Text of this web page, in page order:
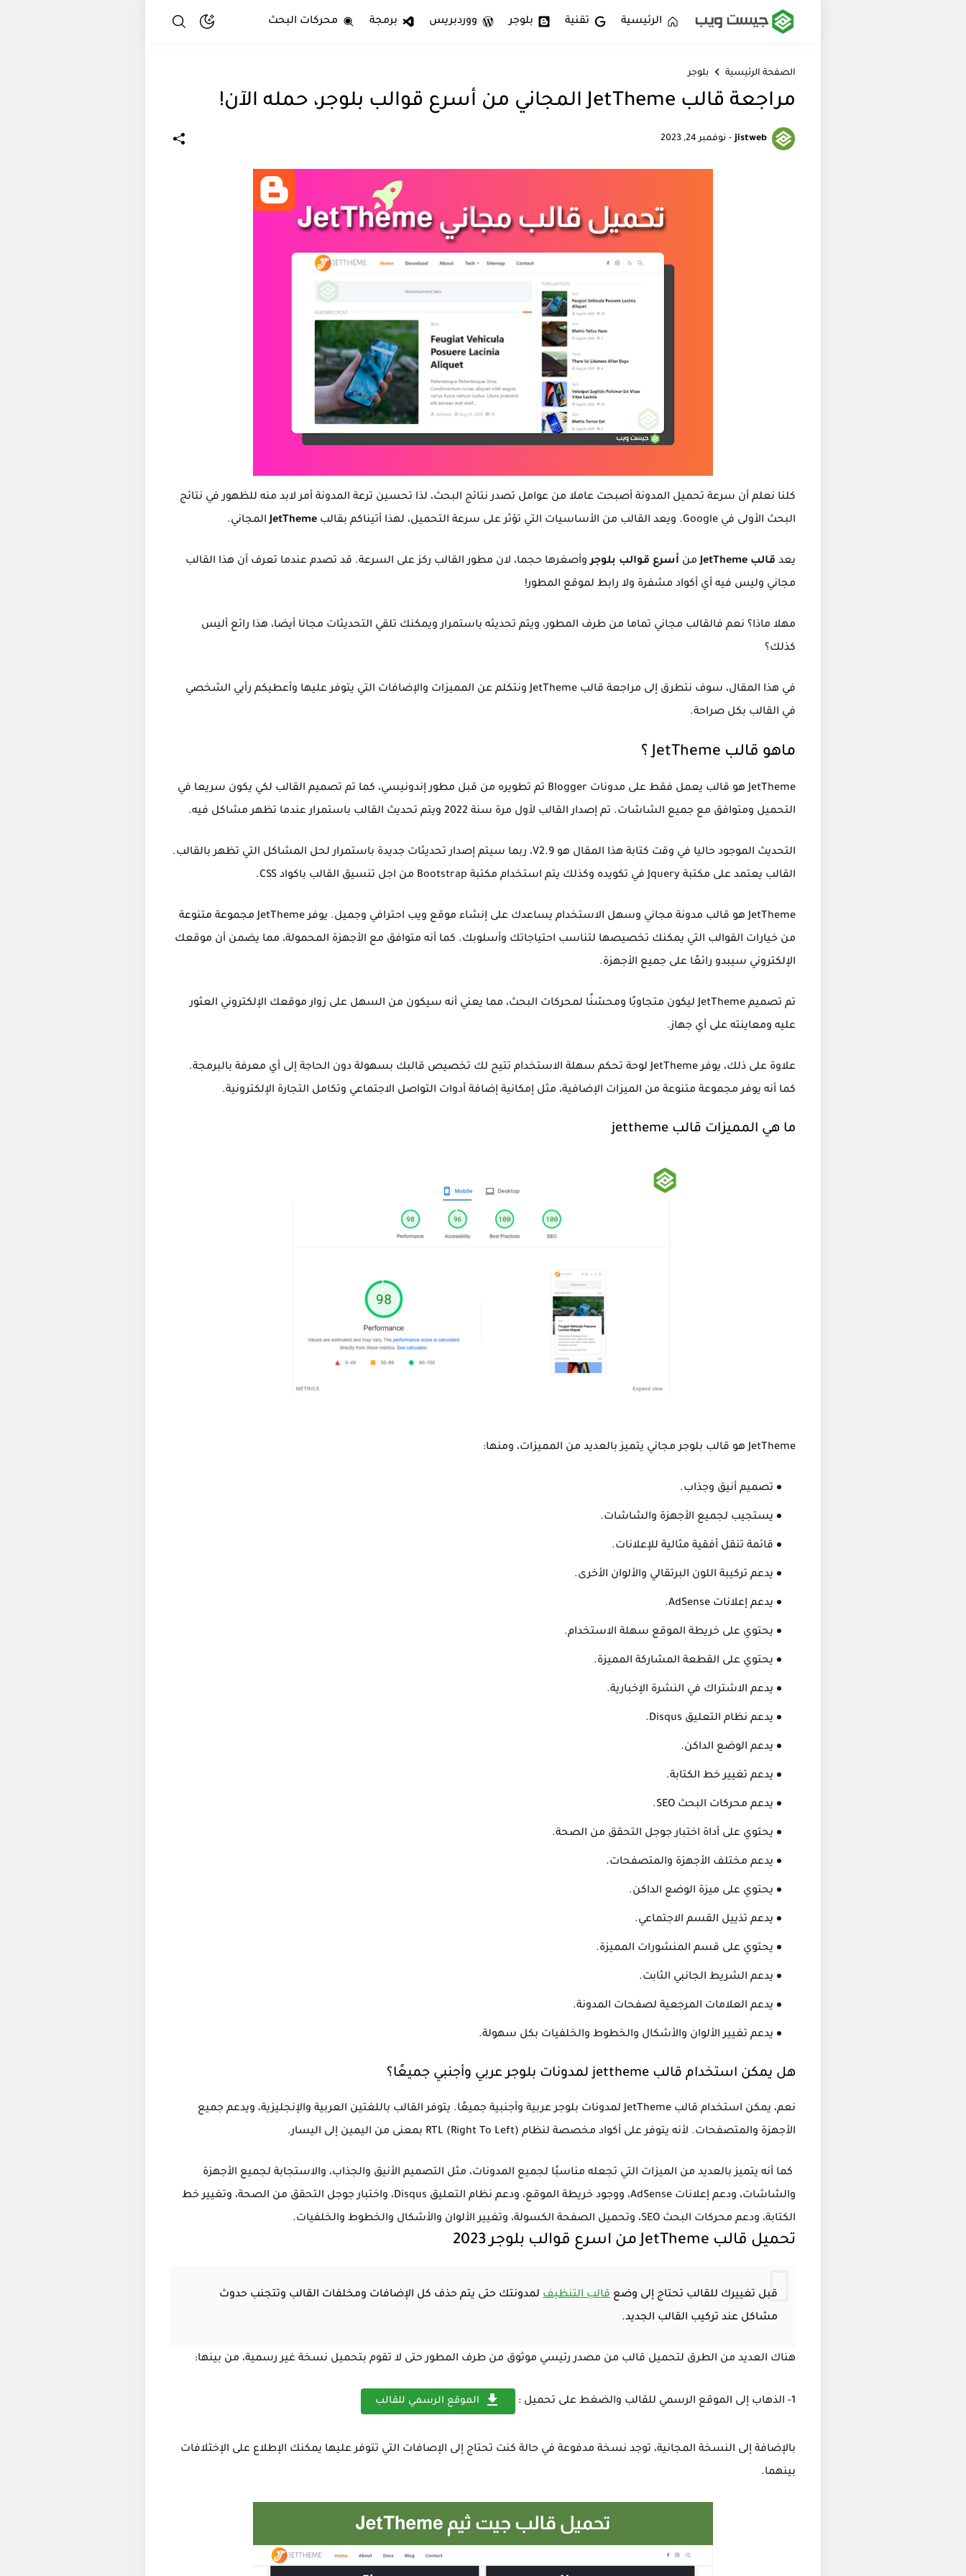
الرئيسية تقنية بلوجر ووردبريس برمجة محركات البحث
الصفحة الرئيسية بلوجر
مراجعة قالب JetTheme المجاني من أسرع قوالب بلوجر، حمله الآن!
jistweb
- نوفمبر 24, 2023
كلنا نعلم أن سرعة تحميل المدونة أصبحت عاملا من عوامل تصدر نتائج البحث، لذا تحسين ترعة المدونة أمر لابد منه للظهور في نتائج
البحث الأولى في Google. ويعد القالب من الأساسيات التي تؤثر على سرعة التحميل، لهذا أتيناكم بقالب
JetThemeالمجاني.
يعد قالب JetTheme من أسرع قوالب بلوجروأصغرها حجما، لان مطور القالب ركز على السرعة. قد تصدم عندما تعرف أن هذا القالب
مجاني وليس فيه أي أكواد مشفرة ولا رابط لموقع المطور!
مهلا ماذا؟ نعم فالقالب مجاني تماما من طرف المطور، ويتم تحديثه باستمرار ويمكنك تلقي التحديثات مجانا أيضا، هذا رائع أليس
كذلك؟
في هذا المقال، سوف نتطرق إلى مراجعة قالب JetTheme ونتكلم عن المميزات والإضافات التي يتوفر عليها وأعطيكم رأيي الشخصي
في القالب بكل صراحة.
ماهو قالب JetTheme ؟
JetTheme هو قالب يعمل فقط على مدونات Blogger تم تطويره من قبل مطور إندونيسي، كما تم تصميم القالب لكي يكون سريعا في
التحميل ومتوافق مع جميع الشاشات. تم إصدار القالب لأول مرة سنة 2022 ويتم تحديث القالب باستمرار عندما تظهر مشاكل فيه.
التحديث الموجود حاليا في وقت كتابة هذا المقال هو V2.9، ربما سيتم إصدار تحديثات جديدة باستمرار لحل المشاكل التي تظهر بالقالب.
القالب يعتمد على مكتبة Jquery في تكويده وكذلك يتم استخدام مكتبة Bootstrap من اجل تنسيق القالب باكواد CSS.
JetTheme هو قالب مدونة مجاني وسهل الاستخدام يساعدك على إنشاء موقع ويب احترافي وجميل. يوفر JetTheme مجموعة متنوعة
من خيارات القوالب التي يمكنك تخصيصها لتناسب احتياجاتك وأسلوبك. كما أنه متوافق مع الأجهزة المحمولة، مما يضمن أن موقعك
الإلكتروني سيبدو رائعًا على جميع الأجهزة.
تم تصميم JetTheme ليكون متجاوبًا ومحسّنًا لمحركات البحث، مما يعني أنه سيكون من السهل على زوار موقعك الإلكتروني العثور
عليه ومعاينته على أي جهاز.
علاوة على ذلك، يوفر JetTheme لوحة تحكم سهلة الاستخدام تتيح لك تخصيص قالبك بسهولة دون الحاجة إلى أي معرفة بالبرمجة.
كما أنه يوفر مجموعة متنوعة من الميزات الإضافية، مثل إمكانية إضافة أدوات التواصل الاجتماعي وتكامل التجارة الإلكترونية.
ما هي المميزات قالب jettheme
JetTheme هو قالب بلوجر مجاني يتميز بالعديد من المميزات، ومنها:
تصميم أنيق وجذاب.
يستجيب لجميع الأجهزة والشاشات.
قائمة تنقل أفقية مثالية للإعلانات.
يدعم تركيبة اللون البرتقالي والألوان الأخرى.
يدعم إعلانات AdSense.
يحتوي على خريطة الموقع سهلة الاستخدام.
يحتوي على القطعة المشاركة المميزة.
يدعم الاشتراك في النشرة الإخبارية.
يدعم نظام التعليق Disqus.
يدعم الوضع الداكن.
يدعم تغيير خط الكتابة.
يدعم محركات البحث SEO.
يحتوي على أداة اختبار جوجل التحقق من الصحة.
يدعم مختلف الأجهزة والمتصفحات.
يحتوي على ميزة الوضع الداكن.
يدعم تذييل القسم الاجتماعي.
يحتوي على قسم المنشورات المميزة.
يدعم الشريط الجانبي الثابت.
يدعم العلامات المرجعية لصفحات المدونة.
يدعم تغيير الألوان والأشكال والخطوط والخلفيات بكل سهولة.
هل يمكن استخدام قالب jettheme لمدونات بلوجر عربي وأجنبي جميعًا؟
نعم، يمكن استخدام قالب JetTheme لمدونات بلوجر عربية وأجنبية جميعًا. يتوفر القالب باللغتين العربية والإنجليزية، ويدعم جميع
الأجهزة والمتصفحات. لأنه يتوفر على أكواد مخصصة لنظام (RTL (Right To Left بمعنى من اليمين إلى اليسار.
كما أنه يتميز بالعديد من الميزات التي تجعله مناسبًا لجميع المدونات، مثل التصميم الأنيق والجذاب، والاستجابة لجميع الأجهزة
والشاشات، ودعم إعلانات AdSense، ووجود خريطة الموقع، ودعم نظام التعليق Disqus، واختبار جوجل التحقق من الصحة، وتغيير خط
الكتابة، ودعم محركات البحث SEO، وتحميل الصفحة الكسولة، وتغيير الألوان والأشكال والخطوط والخلفيات.
تحميل قالب JetTheme من اسرع قوالب بلوجر 2023
قبل تغييرك للقالب تحتاج إلى وضع قالب التنظيف لمدونتك حتى يتم حذف كل الإضافات ومخلفات القالب وتتجنب حدوث
مشاكل عند تركيب القالب الجديد.
هناك العديد من الطرق لتحميل قالب من مصدر رئيسي موثوق من طرف المطور حتى لا تقوم بتحميل نسخة غير رسمية، من بينها:
1- الذهاب إلى الموقع الرسمي للقالب والضغط على تحميل : الموقع الرسمي للقالب
بالإضافة إلى النسخة المجانية، توجد نسخة مدفوعة في حالة كنت تحتاج إلى الإصافات التي تتوفر عليها يمكنك الإطلاع على الإختلافات
بينهما.